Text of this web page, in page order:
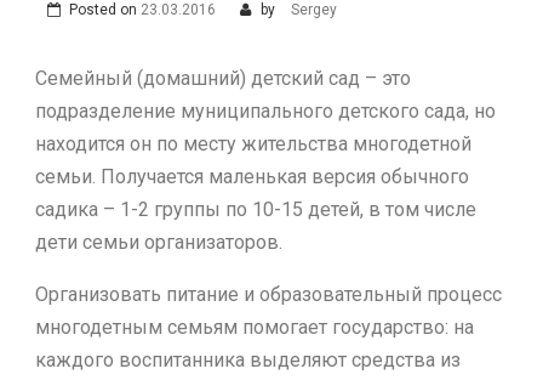
Posted on 23.03.2016 by Sergey
Семейный (домашний) детский сад – это
подразделение муниципального детского сада, но
находится он по месту жительства многодетной
семьи. Получается маленькая версия обычного
садика – 1-2 группы по 10-15 детей, в том числе
дети семьи организаторов.
Организовать питание и образовательный процесс
многодетным семьям помогает государство: на
каждого воспитанника выделяют средства из